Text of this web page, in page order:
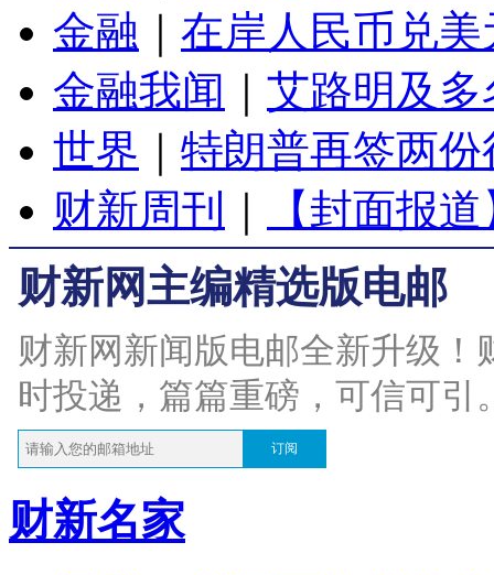
金融
在岸人民币兑
金融我闻
艾路明及
世界
特朗普再签两
财新周刊
【封面报
财新网主编精选版电邮
财新网新闻版电邮全新升级
时投递，篇篇重磅，可信可引
订阅
财新名家